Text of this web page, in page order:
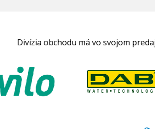
Divízia obchodu má vo svojom